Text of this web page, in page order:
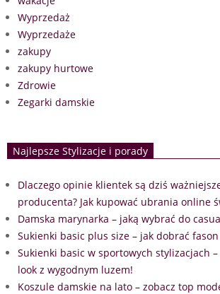
Wyprzedaż
Wyprzedaże
zakupy
zakupy hurtowe
Zdrowie
Zegarki damskie
Najlepsze Stylizacje i porady
Dlaczego opinie klientek są dziś
producenta? Jak kupować ubrania online
Damska marynarka – jaką wybrać do
Sukienki basic plus size – jak dobrać
Sukienki basic w sportowych stylizacjach –
look z wygodnym luzem!
Koszule damskie na lato – zobacz top